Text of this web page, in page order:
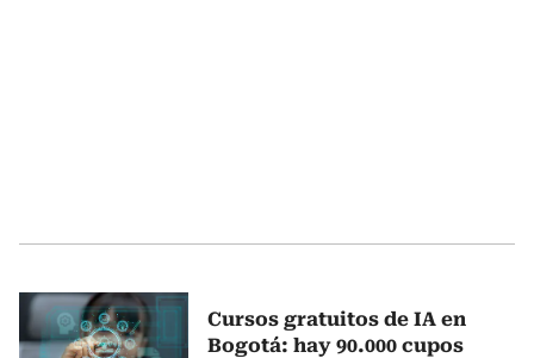
Cursos gratuitos de IA en
Bogotá: hay 90.000 cupos